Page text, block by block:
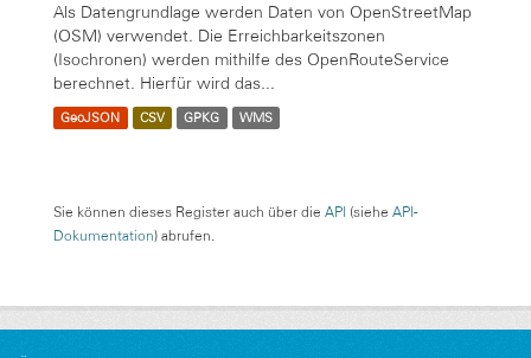
Als Datengrundlage werden Daten von OpenStreetMap
(OSM) verwendet. Die Erreichbarkeitszonen
(Isochronen) werden mithilfe des OpenRouteService
berechnet. Hierfür wird das...
GeoJSON CSV GPKG WMS
Sie können dieses Register auch über die API (siehe API-
Dokumentation) abrufen.